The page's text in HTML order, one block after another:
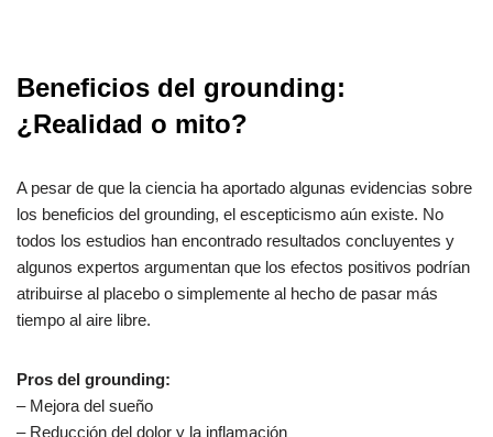
Beneficios del grounding:
¿Realidad o mito?
A pesar de que la ciencia ha aportado algunas evidencias sobre
los beneficios del grounding, el escepticismo aún existe. No
todos los estudios han encontrado resultados concluyentes y
algunos expertos argumentan que los efectos positivos podrían
atribuirse al placebo o simplemente al hecho de pasar más
tiempo al aire libre.
Pros del grounding:
– Mejora del sueño
– Reducción del dolor y la inflamación